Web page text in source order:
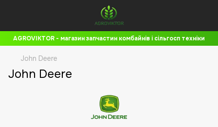
AGROVIKTOR - магазин запчастин комбайнів і сільгосп техніки
John Deere
John Deere